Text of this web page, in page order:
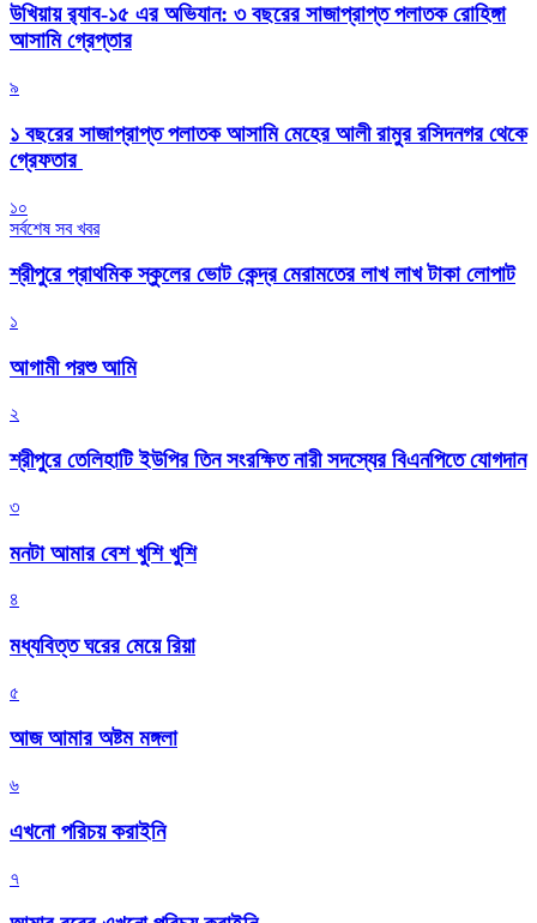
উখিয়ায় র‍্যাব-১৫ এর অভিযান: ৩ বছরের সাজাপ্রাপ্ত পলাতক রোহিঙ্গা
আসামি গ্রেপ্তার
৯
১ বছরের সাজাপ্রাপ্ত পলাতক আসামি মেহের আলী রামুর রসিদনগর থেকে
গ্রেফতার ‎
১০
সর্বশেষ সব খবর
শ্রীপুরে প্রাথমিক স্কুলের ভোট কেন্দ্র মেরামতের লাখ লাখ টাকা লোপাট
১
আগামী পরশু আমি
২
শ্রীপুরে তেলিহাটি ইউপির তিন সংরক্ষিত নারী সদস্যের বিএনপিতে যোগদান
৩
মনটা আমার বেশ খুশি খুশি
৪
মধ্যবিত্ত ঘরের মেয়ে রিয়া
৫
আজ আমার অষ্টম মঙ্গলা
৬
এখনো পরিচয় করাইনি
৭